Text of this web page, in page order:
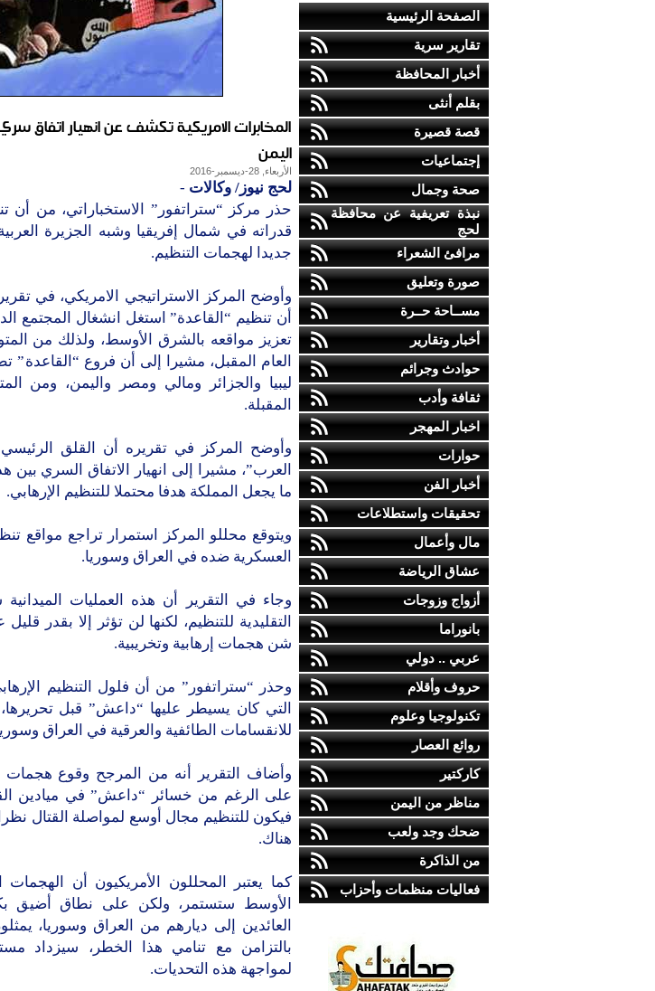
الصفحة الرئيسية
تقارير سرية
أخبار المحافظة
بقلم أنثى
قصة قصيرة
إجتماعيات
صحة وجمال
نبذة تعريفية عن محافظة
لحج
مرافئ الشعراء
صورة وتعليق
مســاحة حــرة
أخبار وتقارير
حوادث وجرائم
ثقافة وأدب
اخبار المهجر
حوارات
أخبار الفن
تحقيقات واستطلاعات
مال وأعمال
عشاق الرياضة
أزواج وزوجات
بانوراما
عربي .. دولي
حروف وأقلام
تكنولوجيا وعلوم
روائع العصار
كاركتير
مناظر من اليمن
ضحك وجد ولعب
من الذاكرة
فعاليات منظمات وأحزاب
المخابرات الامريكية تكشف عن انهيار اتفاق
اليمن
الأربعاء, 28-ديسمبر-2016
لحج نيوز/ وكالات -
حذر مركز “ستراتفور” الاستخباراتي، من أن
قدراته في شمال إفريقيا وشبه الجزيرة
جديدا لهجمات التنظيم.
أن تنظيم “القاعدة” استغل انشغال المجتمع
تعزيز مواقعه بالشرق الأوسط، ولذلك من
العام المقبل، مشيرا إلى أن فروع
ليبيا والجزائر ومالي ومصر واليمن، ومن
المقبلة.
وأوضح المركز في تقريره أن القلق
العرب”، مشيرا إلى انهيار الاتفاق السري بين
ما يجعل المملكة هدفا محتملا للتنظيم الإرهابي.
ويتوقع محللو المركز استمرار تراجع مواقع
العسكرية ضده في العراق وسوريا.
وجاء في التقرير أن هذه العمليات
التقليدية للتنظيم، لكنها لن تؤثر إلا بقدر
شن هجمات إرهابية وتخريبية.
وحذر “ستراتفور” من أن فلول التنظيم
التي كان يسيطر عليها “داعش” قبل
للانقسامات الطائفية والعرقية في العراق
وأضاف التقرير أنه من المرجح وقوع هجمات
على الرغم من خسائر “داعش” في ميادين
فيكون للتنظيم مجال أوسع لمواصلة القتال
هناك.
كما يعتبر المحللون الأمريكيون أن
الأوسط ستستمر، ولكن على نطاق أضيق
العائدين إلى ديارهم من العراق وسوريا،
بالتزامن مع تنامي هذا الخطر، سيزداد
لمواجهة هذه التحديات.